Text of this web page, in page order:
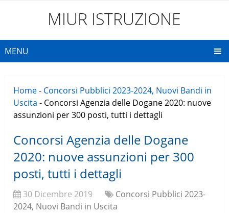
MIUR ISTRUZIONE
MENU
Home- Concorsi Pubblici 2023-2024, Nuovi Bandi in
Uscita - Concorsi Agenzia delle Dogane 2020: nuove
assunzioni per 300 posti, tutti i dettagli
Concorsi Agenzia delle Dogane
2020: nuove assunzioni per 300
posti, tutti i dettagli
30 Dicembre 2019
Concorsi Pubblici 2023-
2024, Nuovi Bandi in Uscita